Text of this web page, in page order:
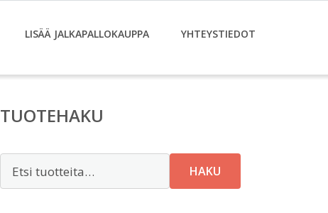
LISÄÄ JALKAPALLOKAUPPA YHTEYSTIEDOT
TUOTEHAKU
HAKU